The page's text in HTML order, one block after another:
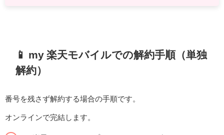
📱 my 楽天モバイルでの解約手順（単独
解約）
番号を残さず解約する場合の手順です。
オンラインで完結します。